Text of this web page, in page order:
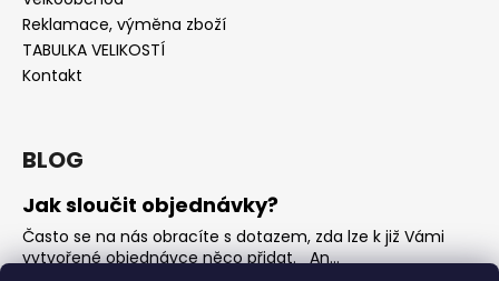
Reklamace, výměna zboží
TABULKA VELIKOSTÍ
Kontakt
BLOG
Jak sloučit objednávky?
Často se na nás obracíte s dotazem, zda lze k již Vámi
vytvořené objednávce něco přidat. An...